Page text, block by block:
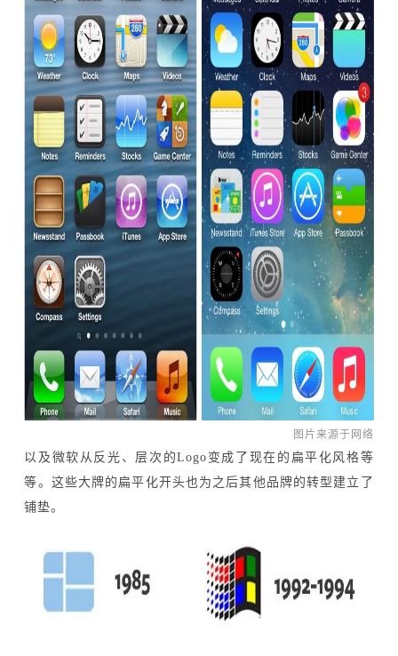
图片来源于网络
以及微软从反光、层次的Logo变成了现在的扁平化风格等
等。这些大牌的扁平化开头也为之后其他品牌的转型建立了
铺垫。